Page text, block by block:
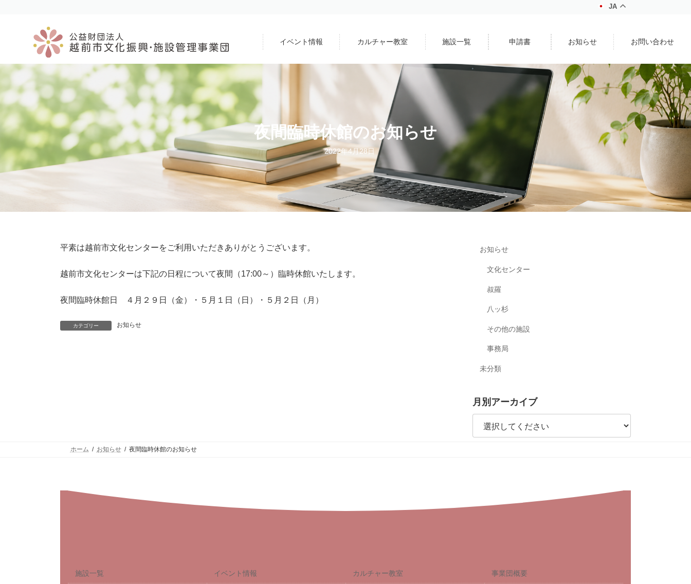
ス
ッ
プ
ン
移
動
JA
イベント情報 カルチャー教室 施設一覧 申請書 お知らせ お問い合わせ
夜間臨時休館のお知らせ
2022年4月28日
平素は越前市文化センターをご利用いただきありがとうございます。
越前市文化センターは下記の日程について夜間（17:00～）臨時休館いたします。
夜間臨時休館日 ４月２９日（金）・５月１日（日）・５月２日（月）
カテゴリー お知らせ
お知らせ
文化センター
叔羅
八ッ杉
その他の施設
事務局
未分類
月別アーカイブ
ホーム お知らせ 夜間臨時休館のお知らせ
施設一覧 イベント情報 カルチャー教室 事業団概要